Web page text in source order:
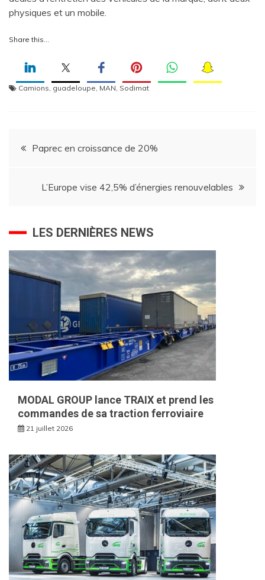
physiques et un mobile.
Share this…
Camions guadeloupe MAN Sodimat
Navigation
l’article
Paprec en croissance de 20%
L’Europe vise 42,5% d’énergies renouvelables
LES DERNIÈRES NEWS
MODAL GROUP lance TRAIX et prend les
commandes de sa traction ferroviaire
21 juillet 2026